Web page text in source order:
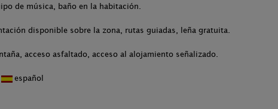
de música, baño en la habitación.
disponible sobre la zona, rutas guiadas, leña gratuita.
acceso asfaltado, acceso al alojamiento señalizado.
español